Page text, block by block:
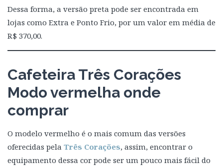
Dessa forma, a versão preta pode ser encontrada em
lojas como Extra e Ponto Frio, por um valor em média de
R$ 370,00.
Cafeteira Três Corações
Modo vermelha onde
comprar
O modelo vermelho é o mais comum das versões
oferecidas pela Três Corações, assim, encontrar o
equipamento dessa cor pode ser um pouco mais fácil do